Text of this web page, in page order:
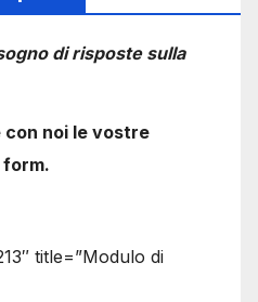
di risposte sulla
noi le vostre
form.
title=”Modulo di